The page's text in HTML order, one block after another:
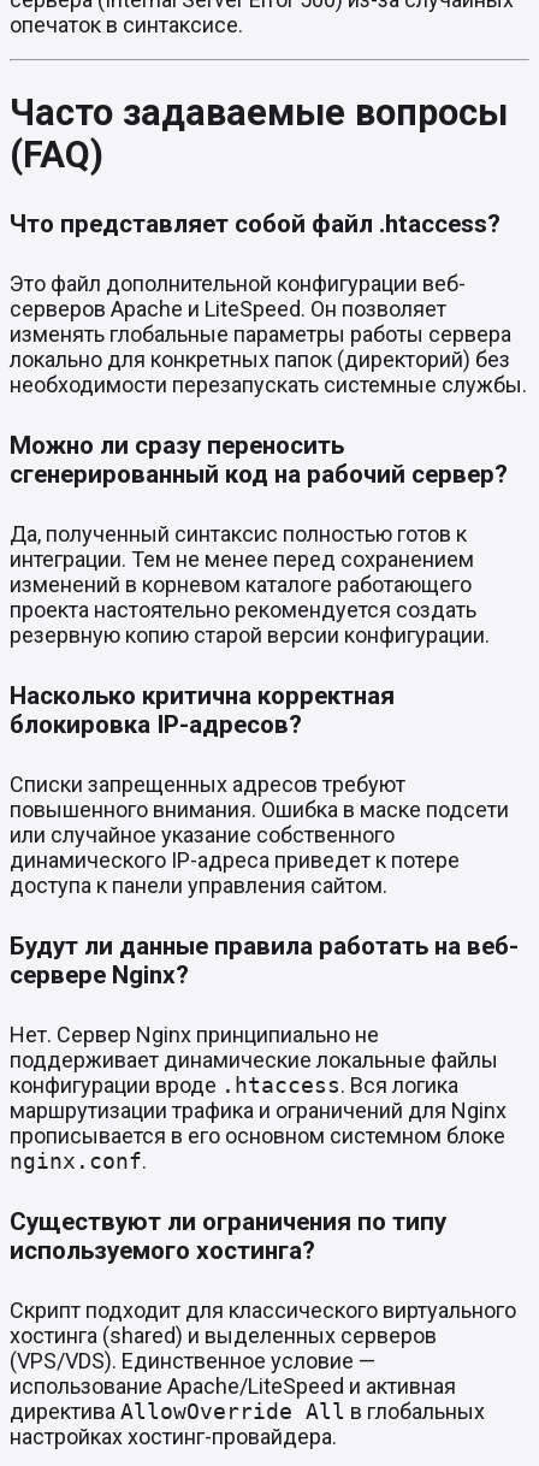
опечаток в синтаксисе.
Часто задаваемые вопросы
(FAQ)
Что представляет собой файл .htaccess?
Это файл дополнительной конфигурации веб-
серверов Apache и LiteSpeed. Он позволяет
изменять глобальные параметры работы сервера
локально для конкретных папок (директорий) без
необходимости перезапускать системные службы.
Можно ли сразу переносить
сгенерированный код на рабочий сервер?
Да, полученный синтаксис полностью готов к
интеграции. Тем не менее перед сохранением
изменений в корневом каталоге работающего
проекта настоятельно рекомендуется создать
резервную копию старой версии конфигурации.
Насколько критична корректная
блокировка IP-адресов?
Списки запрещенных адресов требуют
повышенного внимания. Ошибка в маске подсети
или случайное указание собственного
динамического IP-адреса приведет к потере
доступа к панели управления сайтом.
Будут ли данные правила работать на веб-
сервере Nginx?
Нет. Сервер Nginx принципиально не
поддерживает динамические локальные файлы
конфигурации вроде .htaccess. Вся логика
маршрутизации трафика и ограничений для Nginx
прописывается в его основном системном блоке
nginx.conf.
Существуют ли ограничения по типу
используемого хостинга?
Скрипт подходит для классического виртуального
хостинга (shared) и выделенных серверов
(VPS/VDS). Единственное условие —
использование Apache/LiteSpeed и активная
директиваAllowOverride All в глобальных
настройках хостинг-провайдера.